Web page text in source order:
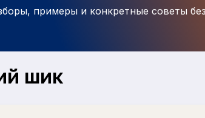
примеры и конкретные советы
шик